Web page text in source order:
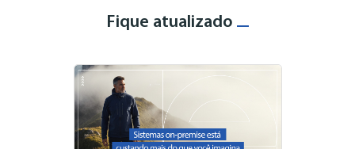
Fique atualizado